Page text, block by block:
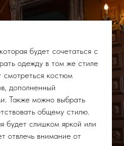
будет сочетаться с
одежду в том же стиле
смотреться костюм
дополненный
Также можно выбрать
общему стилю.
будет слишком яркой или
отвлечь внимание от